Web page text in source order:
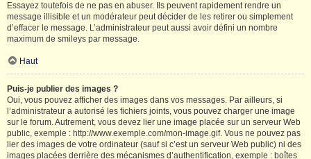
Essayez toutefois de ne pas en abuser. Ils peuvent rapidement rendre un
message illisible et un modérateur peut décider de les retirer ou simplement
d’effacer le message. L’administrateur peut aussi avoir défini un nombre
maximum de smileys par message.
Haut
Puis-je publier des images ?
Oui, vous pouvez afficher des images dans vos messages. Par ailleurs, si
l’administrateur a autorisé les fichiers joints, vous pouvez charger une image
sur le forum. Autrement, vous devez lier une image placée sur un serveur Web
public, exemple : http://www.exemple.com/mon-image.gif. Vous ne pouvez pas
lier des images de votre ordinateur (sauf si c’est un serveur Web public) ni des
images placées derrière des mécanismes d’authentification, exemple : boîtes